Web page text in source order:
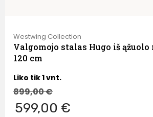
Westwing Collection
Valgomojo stalas Hugo iš ąžuolo
120 cm
Liko tik 1 vnt.
899,00€
599,00 €